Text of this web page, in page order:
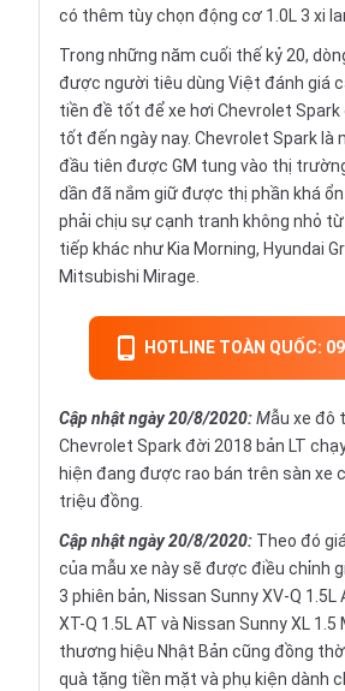
có thêm tùy chọn động cơ 1.0L 3 xi
Trong những năm cuối thế kỷ 20,
được người tiêu dùng Việt đánh giá
tiền đề tốt để xe hơi Chevrolet
tốt đến ngày nay. Chevrolet Spark là
đầu tiên được GM tung vào thị
dần đã nắm giữ được thị phần khá
phải chịu sự cạnh tranh không nhỏ
tiếp khác như Kia Morning, Hyundai
Mitsubishi Mirage.
HOTLINE TOÀN QUỐC:
Cập nhật ngày 20/8/2020:Mẫu xe đô
Chevrolet Spark đời 2018 bản LT
hiện đang được rao bán trên sàn xe
triệu đồng.
Cập nhật ngày 20/8/2020: Theo đó
của mẫu xe này sẽ được điều chỉnh
3 phiên bản, Nissan Sunny XV-Q 1.5L
XT-Q 1.5L AT và Nissan Sunny XL 1.5
thương hiệu Nhật Bản cũng đồng
quà tặng tiền mặt và phụ kiện dành